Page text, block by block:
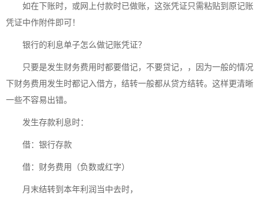
如在下账时，或网上付款时已做账，这张凭证只需粘贴到原记账
凭证中作附件即可！
银行的利息单子怎么做记账凭证？
只要是发生财务费用时都要借记，不要贷记，，因为一般的情况
下财务费用发生时都记入借方，结转一般都从贷方结转。这样更清晰
一些不容易出错。
发生存款利息时：
借：银行存款
借：财务费用（负数或红字）
月末结转到本年利润当中去时，